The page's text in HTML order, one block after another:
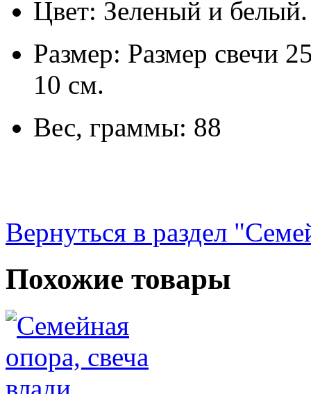
Цвет: Зеленый и белый.
Размер: Размер свечи
10 см.
Вес, граммы: 88
Вернуться в раздел
Похожие товары